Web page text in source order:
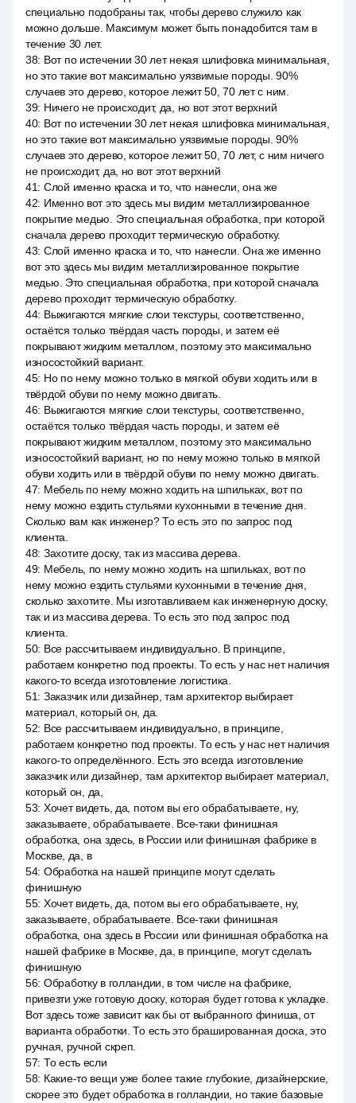
специально подобраны так, чтобы дерево служило как
можно дольше. Максимум может быть понадобится там в
течение 30 лет.
38: Вот по истечении 30 лет некая шлифовка минимальная,
но это такие вот максимально уязвимые породы. 90%
случаев это дерево, которое лежит 50, 70 лет с ним.
39: Ничего не происходит, да, но вот этот верхний
40: Вот по истечении 30 лет некая шлифовка минимальная,
но это такие вот максимально уязвимые породы. 90%
случаев это дерево, которое лежит 50, 70 лет, с ним ничего
не происходит, да, но вот этот верхний
41: Слой именно краска и то, что нанесли, она же
42: Именно вот это здесь мы видим металлизированное
покрытие медью. Это специальная обработка, при которой
сначала дерево проходит термическую обработку.
43: Слой именно краска и то, что нанесли. Она же именно
вот это здесь мы видим металлизированное покрытие
медью. Это специальная обработка, при которой сначала
дерево проходит термическую обработку.
44: Выжигаются мягкие слои текстуры, соответственно,
остаётся только твёрдая часть породы, и затем её
покрывают жидким металлом, поэтому это максимально
износостойкий вариант.
45: Но по нему можно только в мягкой обуви ходить или в
твёрдой обуви по нему можно двигать.
46: Выжигаются мягкие слои текстуры, соответственно,
остаётся только твёрдая часть породы, и затем её
покрывают жидким металлом, поэтому это максимально
износостойкий вариант, но по нему можно только в мягкой
обуви ходить или в твёрдой обуви по нему можно двигать.
47: Мебель по нему можно ходить на шпильках, вот по
нему можно ездить стульями кухонными в течение дня.
Сколько вам как инженер? То есть это по запрос под
клиента.
48: Захотите доску, так из массива дерева.
49: Мебель, по нему можно ходить на шпильках, вот по
нему можно ездить стульями кухонными в течение дня,
сколько захотите. Мы изготавливаем как инженерную доску,
так и из массива дерева. То есть это под запрос под
клиента.
50: Все рассчитываем индивидуально. В принципе,
работаем конкретно под проекты. То есть у нас нет наличия
какого-то всегда изготовление логистика.
51: Заказчик или дизайнер, там архитектор выбирает
материал, который он, да.
52: Все рассчитываем индивидуально, в принципе,
работаем конкретно под проекты. То есть у нас нет наличия
какого-то определённого. Есть это всегда изготовление
заказчик или дизайнер, там архитектор выбирает материал,
который он, да,
53: Хочет видеть, да, потом вы его обрабатываете, ну,
заказываете, обрабатываете. Все-таки финишная
обработка, она здесь, в России или финишная фабрике в
Москве, да, в
54: Обработка на нашей принципе могут сделать
финишную
55: Хочет видеть, да, потом вы его обрабатываете, ну,
заказываете, обрабатываете. Все-таки финишная
обработка, она здесь в России или финишная обработка на
нашей фабрике в Москве, да, в принципе, могут сделать
финишную
56: Обработку в голландии, в том числе на фабрике,
привезти уже готовую доску, которая будет готова к укладке.
Вот здесь тоже зависит как бы от выбранного финиша, от
варианта обработки. То есть это брашированная доска, это
ручная, ручной скреп.
57: То есть если
58: Какие-то вещи уже более такие глубокие, дизайнерские,
скорее это будет обработка в голландии, но такие базовые